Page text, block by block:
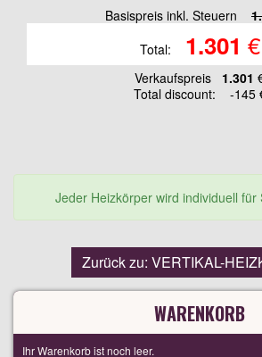
Basispreis inkl. Steuern
Total:
1.301 €
Verkaufspreis 1.301
Total discount:
-145
Jeder Heizkörper wird individuell für
Zurück zu: VERTIKAL-
WARENKORB
Ihr Warenkorb ist noch leer.